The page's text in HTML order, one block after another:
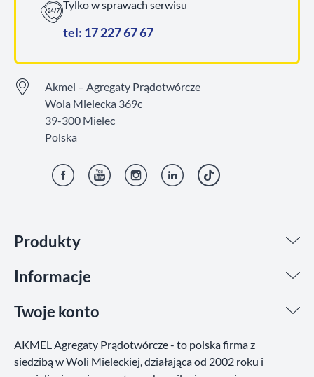
Produkty
Informacje
Twoje konto
Tylko w sprawach serwisu
tel: 17 227 67 67
Akmel – Agregaty Prądotwórcze
Wola Mielecka 369c
39-300 Mielec
Polska
AKMEL Agregaty Prądotwórcze - to polska firma z
siedzibą w Woli Mieleckiej, działająca od 2002 roku i